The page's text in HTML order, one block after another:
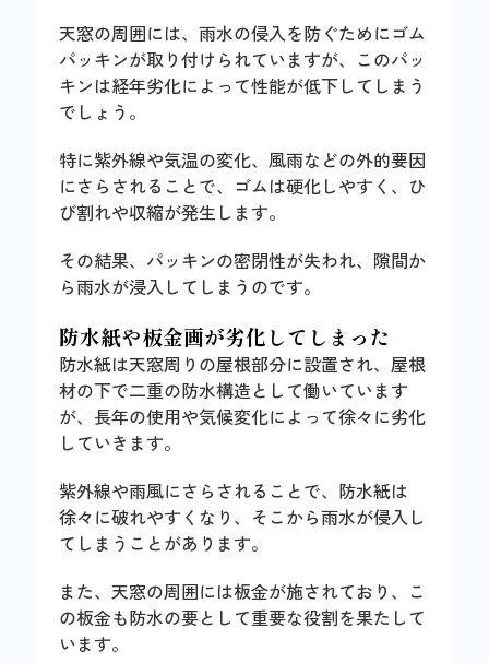
天窓の周囲には、雨水の侵入を防ぐためにゴム
パッキンが取り付けられていますが、このパッ
キンは経年劣化によって性能が低下してしまう
でしょう。
特に紫外線や気温の変化、風雨などの外的要因
にさらされることで、ゴムは硬化しやすく、ひ
び割れや収縮が発生します。
その結果、パッキンの密閉性が失われ、隙間か
ら雨水が浸入してしまうのです。
防水紙や板金画が劣化してしまった
防水紙は天窓周りの屋根部分に設置され、屋根
材の下で二重の防水構造として働いています
が、長年の使用や気候変化によって徐々に劣化
していきます。
紫外線や雨風にさらされることで、防水紙は
徐々に破れやすくなり、そこから雨水が侵入し
てしまうことがあります。
また、天窓の周囲には板金が施されており、こ
の板金も防水の要として重要な役割を果たして
います。